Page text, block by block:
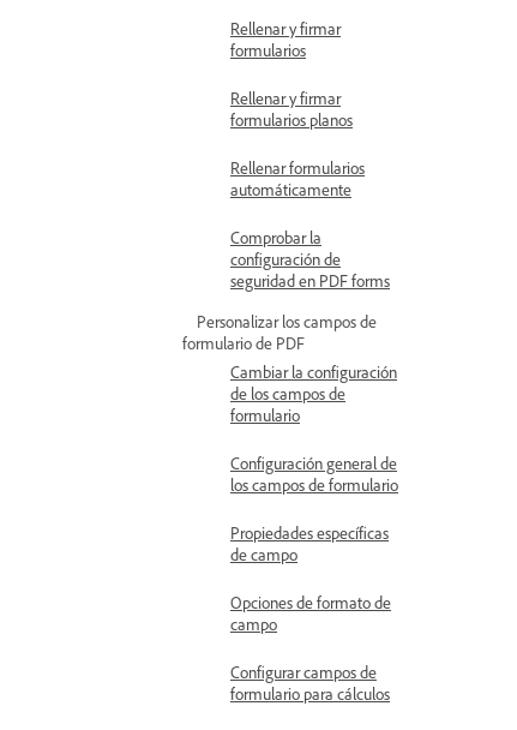
Rellenar y firmar
formularios
Rellenar y firmar
formularios planos
Rellenar formularios
automáticamente
Comprobar la
configuración de
seguridad en PDF forms
Personalizar los campos de
formulario de PDF
Cambiar la configuración
de los campos de
formulario
Configuración general de
los campos de formulario
Propiedades específicas
de campo
Opciones de formato de
campo
Configurar campos de
formulario para cálculos